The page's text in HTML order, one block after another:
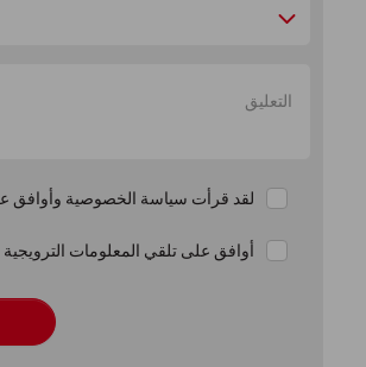
لقد قرأت سياسة الخصوصية وأوافق
أوافق على تلقي المعلومات الترويجية